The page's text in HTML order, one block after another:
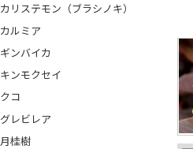
カリステモン（ブラシノキ）
カルミア
ギンバイカ
キンモクセイ
クコ
グレビレア
月桂樹